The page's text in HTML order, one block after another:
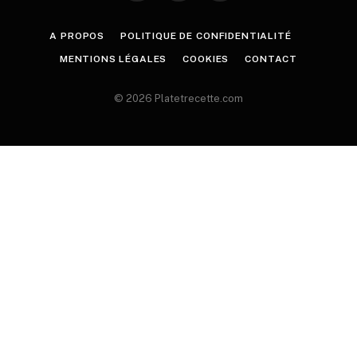
A PROPOS POLITIQUE DE CONFIDENTIALITÉ
MENTIONS LÉGALES COOKIES CONTACT
© 2026 Platetrecette.com